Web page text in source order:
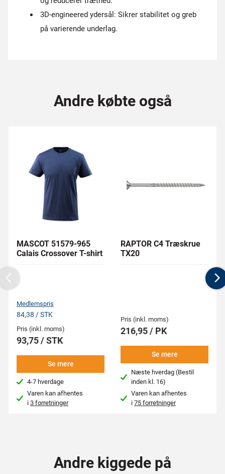
3D-engineered ydersål: Sikrer stabilitet og greb
på varierende underlag.
Andre købte også
MASCOT 51579-965
Calais Crossover T-shirt
Medlemspris
84,38 / STK
Pris (inkl. moms)
93,75 / STK
Se mere
4-7 hverdage
Varen kan afhentes
i3 forretninger
RAPTOR C4 Træskrue
TX20
Pris (inkl. moms)
216,95 / PK
Se mere
Næste hverdag (Bestil
inden kl. 16)
Varen kan afhentes
i75 forretninger
Previous
Andre kiggede på